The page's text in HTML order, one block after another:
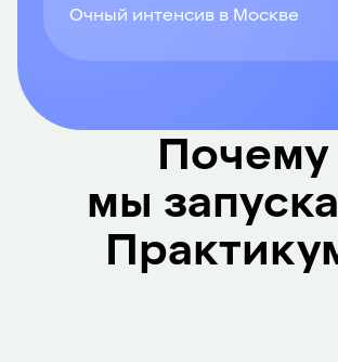
Очный интенсив в Москве
Почему
мы